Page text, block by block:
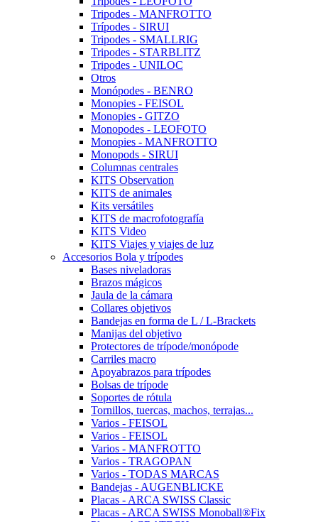
Tripodes - MANFROTTO
Trípodes - SIRUI
Tripodes - SMALLRIG
Tripodes - STARBLITZ
Tripodes - UNILOC
Otros
Monópodes - BENRO
Monopies - FEISOL
Monopies - GITZO
Monopodes - LEOFOTO
Monopies - MANFROTTO
Monopods - SIRUI
Columnas centrales
KITS Observation
KITS de animales
Kits versátiles
KITS de macrofotografía
KITS Video
KITS Viajes y viajes de luz
Accesorios Bola y trípodes
Bases niveladoras
Brazos mágicos
Jaula de la cámara
Collares objetivos
Bandejas en forma de L / L-Brackets
Manijas del objetivo
Protectores de trípode/monópode
Carriles macro
Apoyabrazos para trípodes
Bolsas de trípode
Soportes de rótula
Tornillos, tuercas, machos, terrajas...
Varios - FEISOL
Varios - FEISOL
Varios - MANFROTTO
Varios - TRAGOPAN
Varios - TODAS MARCAS
Bandejas - AUGENBLICKE
Placas - ARCA SWISS Classic
Placas - ARCA SWISS Monoball®Fix